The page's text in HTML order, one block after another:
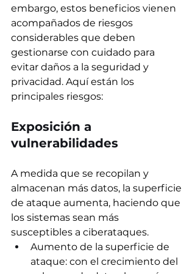
embargo, estos beneficios vienen
acompañados de riesgos
considerables que deben
gestionarse con cuidado para
evitar daños a la seguridad y
privacidad. Aquí están los
principales riesgos:
Exposición a
vulnerabilidades
A medida que se recopilan y
almacenan más datos, la superficie
de ataque aumenta, haciendo que
los sistemas sean más
susceptibles a ciberataques.
Aumento de la superficie de
ataque: con el crecimiento del